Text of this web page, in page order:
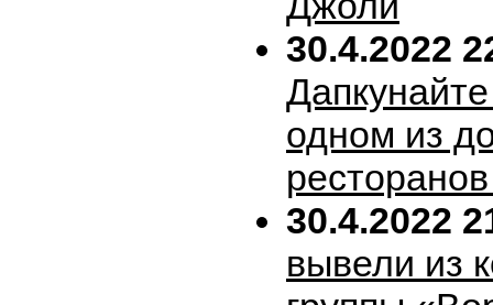
30.4.2022
одном из
30.4.2022
вывели из